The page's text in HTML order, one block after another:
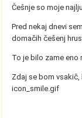
Češnje so moje
Pred nekaj dnevi
domačih češenj
To je bilo zame eno
Zdaj se bom
icon_smile.gif